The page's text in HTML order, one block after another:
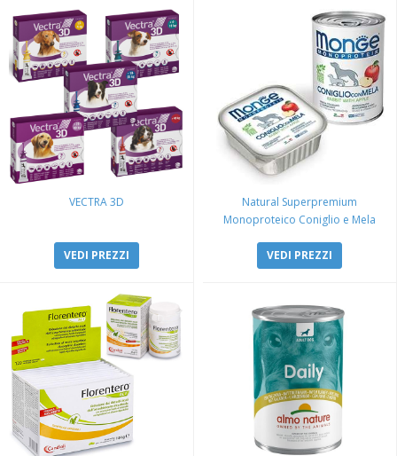
VECTRA 3D
VEDI PREZZI
Natural Superpremium
Monoproteico Coniglio e Mela
VEDI PREZZI